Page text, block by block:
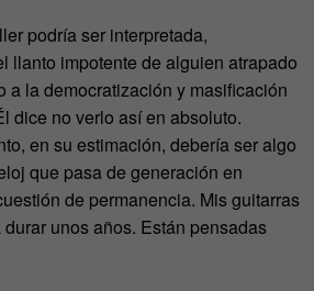
podría ser interpretada,
llanto impotente de alguien atrapado
a la democratización y masificación
dice no verlo así en absoluto.
en su estimación, debería ser algo
que pasa de generación en
de permanencia. Mis guitarras
unos años. Están pensadas